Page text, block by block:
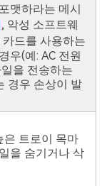
맷하라는 메시
, 악성 소프트웨
카드를 사용하는
우(예: AC 전원
을 전송하는
경우 손상이 발
은 트로이 목마
을 숨기거나 삭